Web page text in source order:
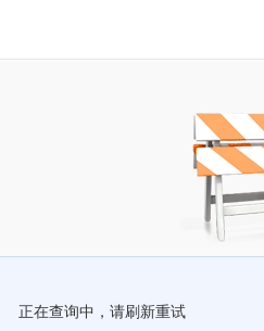
正在查询中，请刷新重试